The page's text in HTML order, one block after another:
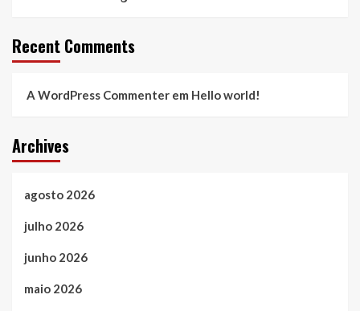
Recent Comments
A WordPress Commenter em Hello world!
Archives
agosto 2026
julho 2026
junho 2026
maio 2026